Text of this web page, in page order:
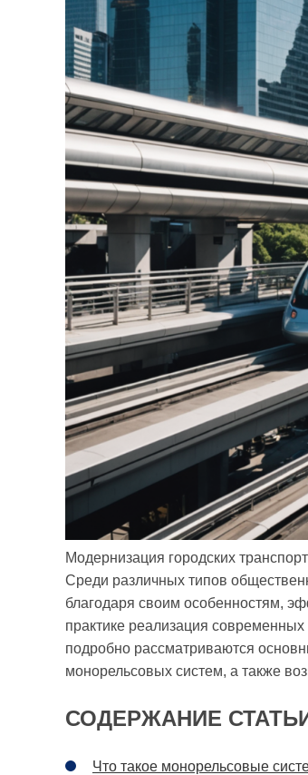
Модернизация городских
Среди различных типов
благодаря своим особенностям,
практике реализация
подробно рассматриваются
монорельсовых систем, а также
СОДЕРЖАНИЕ
Что такое монорельсовые